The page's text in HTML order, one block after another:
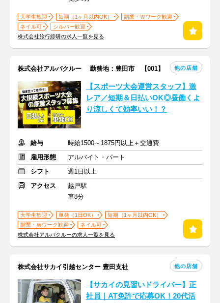
大学生歓迎 短期（1ヶ月以内OK）
副業・Ｗワーク歓迎
ネイル可
シルバー歓迎
株式会社旅行綜研の求人一覧を見る
株式会社アルバクルー 勤務地：豊田市 【001】 他の店舗
【スポーツ大会運営スタッフ】激
レア／短期＆日払いOK◎昼働くよ
り涼しくて効率いい！？
給与
時給1500～1875円以上＋交通費
雇用形態
アルバイト・パート
シフト
週1日以上
アクセス
越戸駅
車8分
大学生歓迎 単発（1日OK）
短期（1ヶ月以内OK）
副業・Ｗワーク歓迎
ネイル可
株式会社アルバクルーの求人一覧を見る
株式会社サカイ引越センター 豊田支社 他の店舗
【サカイの見習いドライバー】正
社員｜AT免許で応募OK！20代活